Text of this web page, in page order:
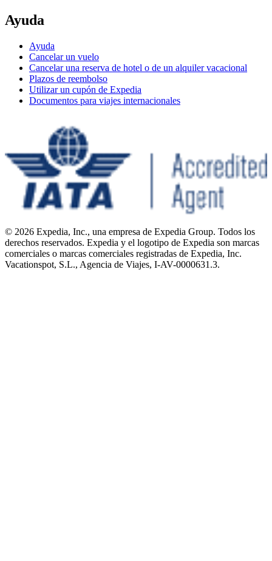
Ayuda
Ayuda
Cancelar un vuelo
Cancelar una reserva de hotel o de un alquiler vacacional
Plazos de reembolso
Utilizar un cupón de Expedia
Documentos para viajes internacionales
© 2026 Expedia, Inc., una empresa de Expedia Group. Todos los
derechos reservados. Expedia y el logotipo de Expedia son marcas
comerciales o marcas comerciales registradas de Expedia, Inc.
Vacationspot, S.L., Agencia de Viajes, I-AV-0000631.3.